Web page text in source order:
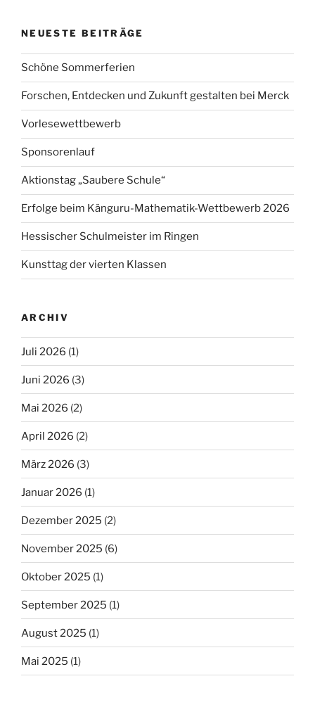
NEUESTE BEITRÄGE
Schöne Sommerferien
Forschen, Entdecken und Zukunft gestalten bei Merck
Vorlesewettbewerb
Sponsorenlauf
Aktionstag „Saubere Schule“
Erfolge beim Känguru-Mathematik-Wettbewerb 2026
Hessischer Schulmeister im Ringen
Kunsttag der vierten Klassen
ARCHIV
Juli 2026 (1)
Juni 2026 (3)
Mai 2026 (2)
April 2026 (2)
März 2026 (3)
Januar 2026 (1)
Dezember 2025 (2)
November 2025 (6)
Oktober 2025 (1)
September 2025 (1)
August 2025 (1)
Mai 2025 (1)